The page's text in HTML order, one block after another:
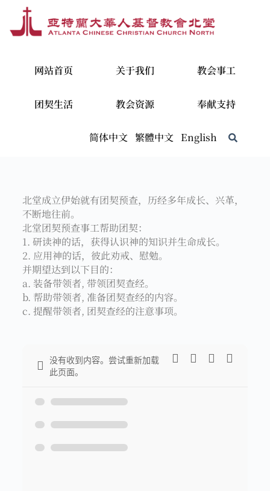
网站首页 关于我们 教会事工
团契生活 教会资源 奉献支持
简体中文 繁體中文 English
北堂成立伊始就有团契预查，历经多年成长、兴革，
不断地往前。
北堂团契预查事工帮助团契：
1. 研读神的话，获得认识神的知识并生命成长。
2. 应用神的话，彼此劝戒、慰勉。
并期望达到以下目的：
a. 装备带领者, 带领团契查经。
b. 帮助带领者, 准备团契查经的内容。
c. 提醒带领者, 团契查经的注意事项。
没有收到内容。尝试重新加载
此页面。